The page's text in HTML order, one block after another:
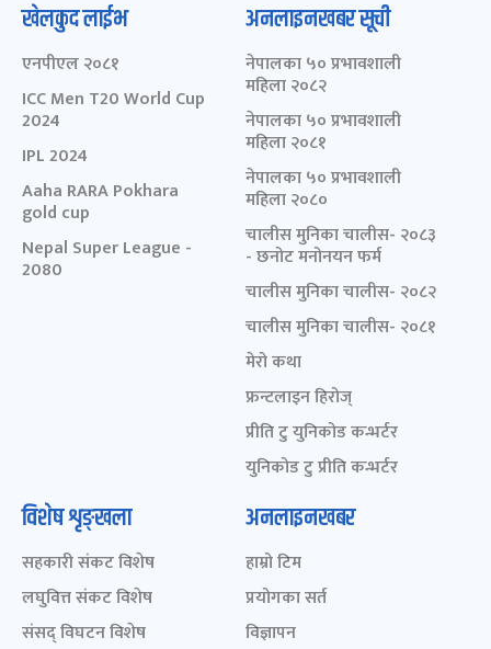
खेलकुद लाईभ
एनपीएल २०८१
ICC Men T20 World Cup
2024
IPL 2024
Aaha RARA Pokhara
gold cup
Nepal Super League -
2080
अनलाइनखबर सूची
नेपालका ५० प्रभावशाली
महिला २०८२
नेपालका ५० प्रभावशाली
महिला २०८१
नेपालका ५० प्रभावशाली
महिला २०८०
चालीस मुनिका चालीस- २०८३
- छनोट मनोनयन फर्म
चालीस मुनिका चालीस- २०८२
चालीस मुनिका चालीस- २०८१
मेरो कथा
फ्रन्टलाइन हिरोज्
प्रीति टु युनिकोड कन्भर्टर
युनिकोड टु प्रीति कन्भर्टर
विशेष शृङ्खला
सहकारी संकट विशेष
लघुवित्त संकट विशेष
संसद् विघटन विशेष
अनलाइनखबर
हाम्रो टिम
प्रयोगका सर्त
विज्ञापन